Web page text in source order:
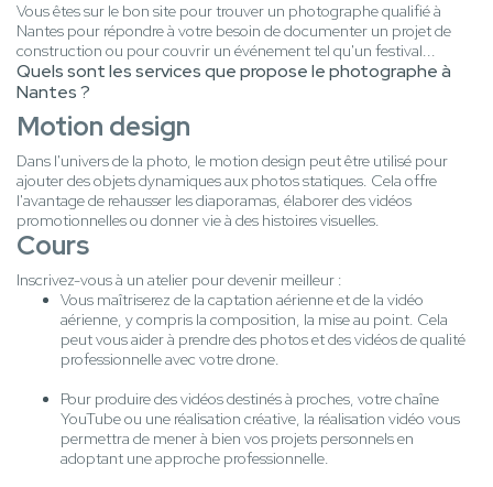
Vous êtes sur le bon site pour trouver un photographe qualifié à
Nantes pour répondre à votre besoin de documenter un projet de
construction ou pour couvrir un événement tel qu'un festival...
Quels sont les services que propose le photographe à
Nantes ?
Motion design
Dans l'univers de la photo, le motion design peut être utilisé pour
ajouter des objets dynamiques aux photos statiques. Cela offre
l'avantage de rehausser les diaporamas, élaborer des vidéos
promotionnelles ou donner vie à des histoires visuelles.
Cours
Inscrivez-vous à un atelier pour devenir meilleur :
Vous maîtriserez de la captation aérienne et de la vidéo
aérienne, y compris la composition, la mise au point. Cela
peut vous aider à prendre des photos et des vidéos de qualité
professionnelle avec votre drone.
Pour produire des vidéos destinés à proches, votre chaîne
YouTube ou une réalisation créative, la réalisation vidéo vous
permettra de mener à bien vos projets personnels en
adoptant une approche professionnelle.